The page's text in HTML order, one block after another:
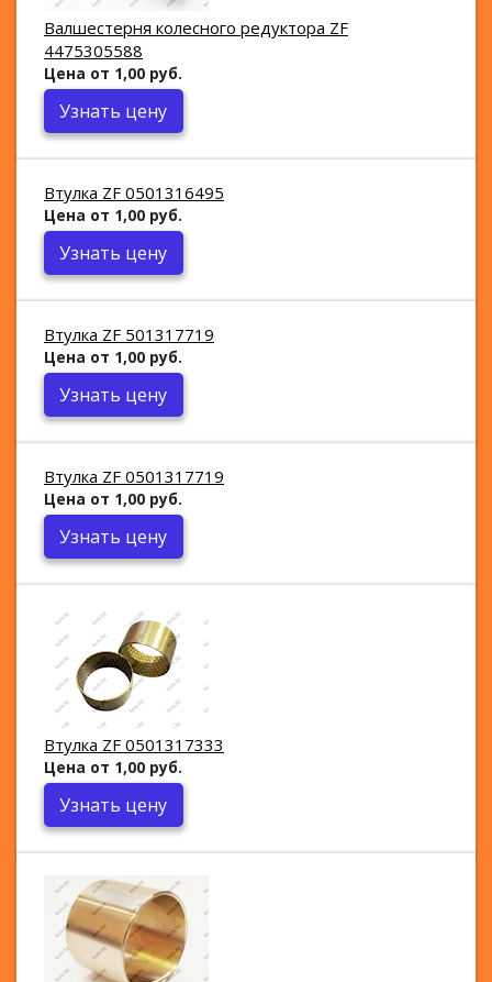
Валшестерня колесного редуктора ZF
4475305588
Цена от 1,00 руб.
Узнать цену
Втулка ZF 0501316495
Цена от 1,00 руб.
Узнать цену
Втулка ZF 501317719
Цена от 1,00 руб.
Узнать цену
Втулка ZF 0501317719
Цена от 1,00 руб.
Узнать цену
Втулка ZF 0501317333
Цена от 1,00 руб.
Узнать цену